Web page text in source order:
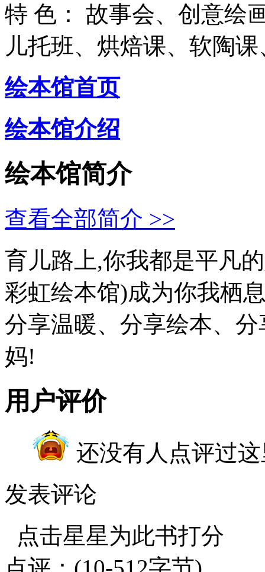
特 色： 故事会、创意绘
儿托班、烘焙课、软陶
绘本馆首页
绘本馆介绍
绘本馆简介
查看全部简介 >>
育儿路上,你我都是平凡
彩虹绘本馆)成为你我栖
分享温暖、分享绘本、
妈!
用户评价
还没有人点评过
发表评论
点击星星为此书打分